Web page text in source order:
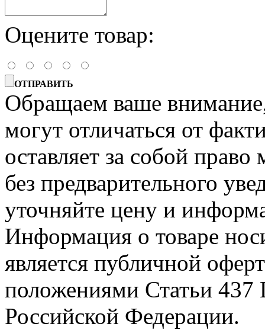
Оцените товар:
ОТПРАВИТЬ
Обращаем ваше
могут отличаться от
оставляет за собой право
без предварительного
уточняйте цену и
Информация о товаре
является публичной
положениями Статьи 437
Российской Федерации.